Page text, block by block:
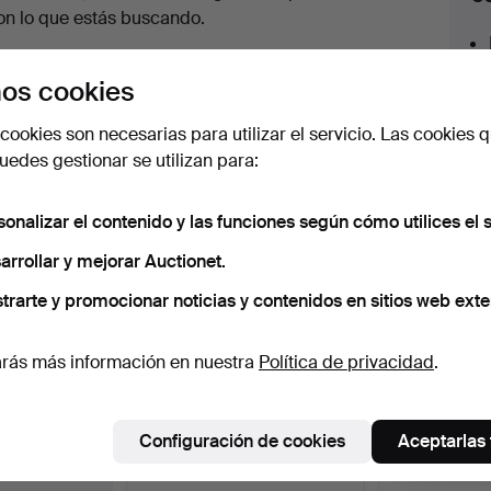
lo que estás buscando.
tan pronto como dispongamos del lote.
archivo que coinciden con tu
cookies
son necesarias para utilizar el servicio. Las cookies
gestionar se utilizan para:
el contenido y las funciones según cómo utilices el
y mejorar Auctionet.
y promocionar noticias y contenidos en sitios web
más información en nuestra Política de privacidad.
Configuración de cookies Aceptarlas